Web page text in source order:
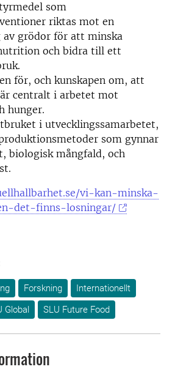
som
riktas mot en
grödor för att minska
och bidra till ett
för, och kunskapen om, att
centralt i arbetet mot
hunger.
i utvecklingssamarbetet,
som gynnar
biologisk mångfald, och
vi-kan-minska-
det-finns-losningar/
Forskning
Internationellt
Global SLU Future Food